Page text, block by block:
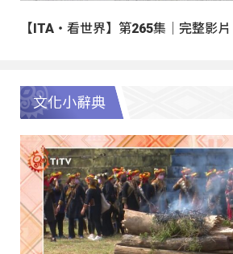
【ITA・看世界】第265集｜完整影
文化小辭典